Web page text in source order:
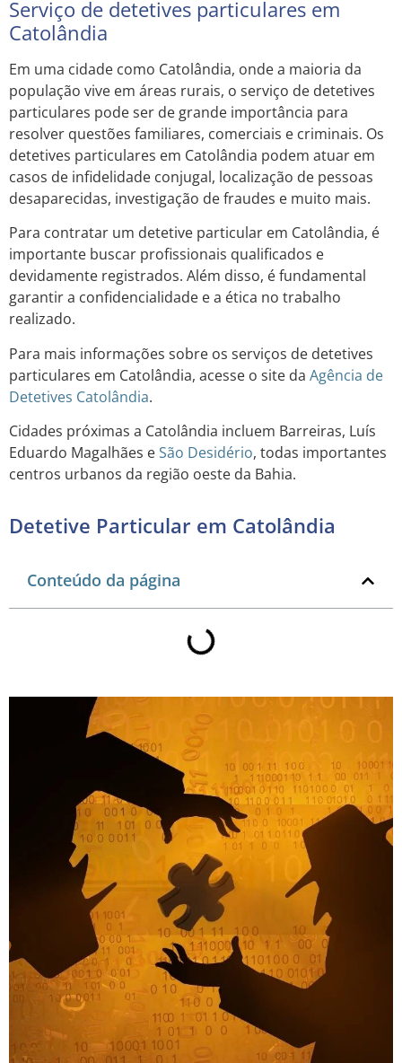
Serviço de detetives particulares em
Catolândia
Em uma cidade como Catolândia, onde a maioria da
população vive em áreas rurais, o serviço de detetives
particulares pode ser de grande importância para
resolver questões familiares, comerciais e criminais. Os
detetives particulares em Catolândia podem atuar em
casos de infidelidade conjugal, localização de pessoas
desaparecidas, investigação de fraudes e muito mais.
Para contratar um detetive particular em Catolândia, é
importante buscar profissionais qualificados e
devidamente registrados. Além disso, é fundamental
garantir a confidencialidade e a ética no trabalho
realizado.
Para mais informações sobre os serviços de detetives
particulares em Catolândia, acesse o site da Agência de
Detetives Catolândia.
Cidades próximas a Catolândia incluem Barreiras, Luís
Eduardo Magalhães eSão Desidério, todas importantes
centros urbanos da região oeste da Bahia.
Detetive Particular em Catolândia
Conteúdo da página